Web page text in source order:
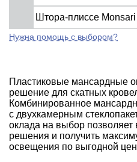
Штора-плиссе Monsari
Нужна помощь с выбором?
Пластиковые мансардные
решение для скатных
Комбинированное
с двухкамерным
оклада на выбор
решения и получить
освещения по выгодной